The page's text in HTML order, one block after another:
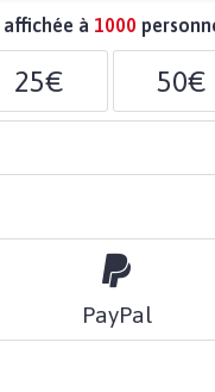
affichée à 1000
25€ 50€
PayPal